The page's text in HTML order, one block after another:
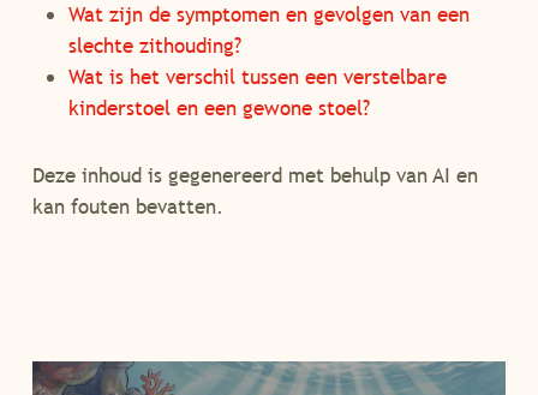
Wat zijn de symptomen en gevolgen van een
slechte zithouding?
Wat is het verschil tussen een verstelbare
kinderstoel en een gewone stoel?
Deze inhoud is gegenereerd met behulp van AI en
kan fouten bevatten.